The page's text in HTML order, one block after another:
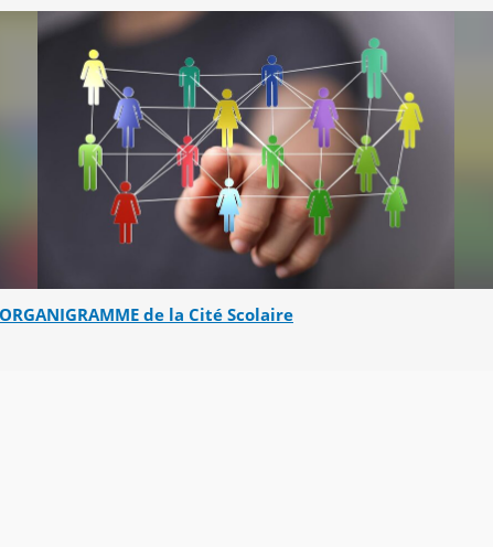
ORGANIGRAMME de la Cité Scolaire